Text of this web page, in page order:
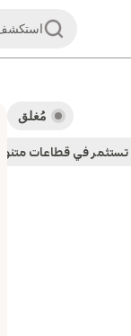
في قطاعات
مُغلق